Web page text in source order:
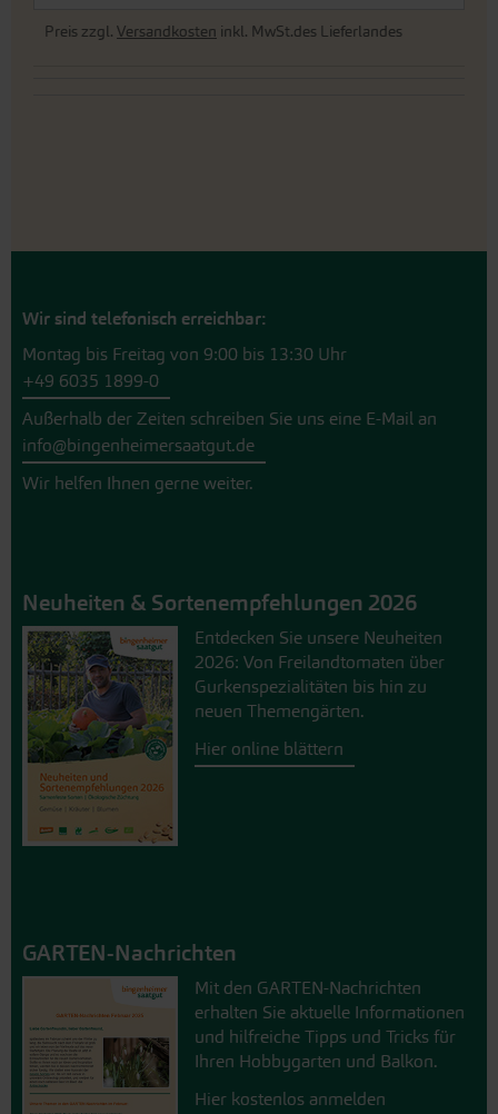
Preis zzgl. Versandkosten inkl. MwSt.des Lieferlandes
Wir sind telefonisch erreichbar:
Montag bis Freitag von 9:00 bis 13:30 Uhr
+49 6035 1899-0
Außerhalb der Zeiten schreiben Sie uns eine E-Mail an
info@bingenheimersaatgut.de
Wir helfen Ihnen gerne weiter.
Neuheiten & Sortenempfehlungen 2026
Entdecken Sie unsere Neuheiten
2026: Von Freilandtomaten über
Gurkenspezialitäten bis hin zu
neuen Themengärten.
Hier online blättern
GARTEN-Nachrichten
Mit den GARTEN-Nachrichten
erhalten Sie aktuelle Informationen
und hilfreiche Tipps und Tricks für
Ihren Hobbygarten und Balkon.
Hier kostenlos anmelden